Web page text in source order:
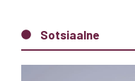
Sotsiaalne